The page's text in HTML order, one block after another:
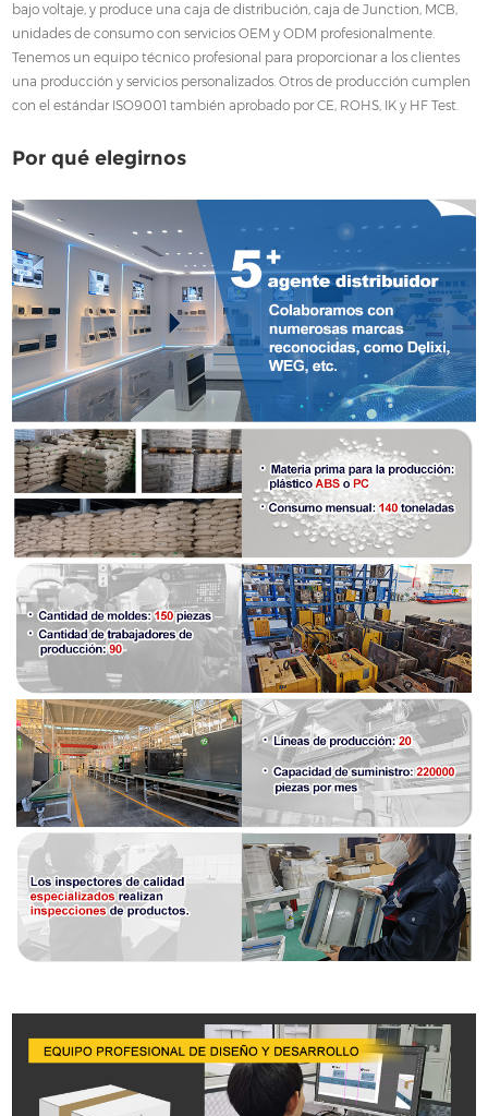
bajo voltaje, y produce una caja de distribución, caja de Junction, MCB,
unidades de consumo con servicios OEM y ODM profesionalmente.
Tenemos un equipo técnico profesional para proporcionar a los clientes
una producción y servicios personalizados. Otros de producción cumplen
con el estándar ISO9001 también aprobado por CE, ROHS, IK y HF Test.
Por qué elegirnos